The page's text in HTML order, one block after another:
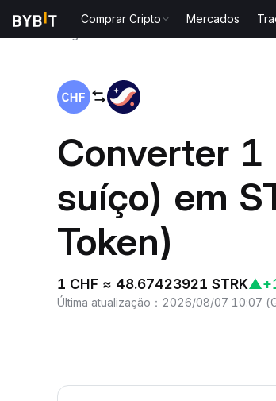
Comprar Cripto Mercados
Converter 1
suíço) em
Token)
1 CHF ≈ 48.67423921 STRK▲
Última atualização ： 2026/08/07 10:07 (